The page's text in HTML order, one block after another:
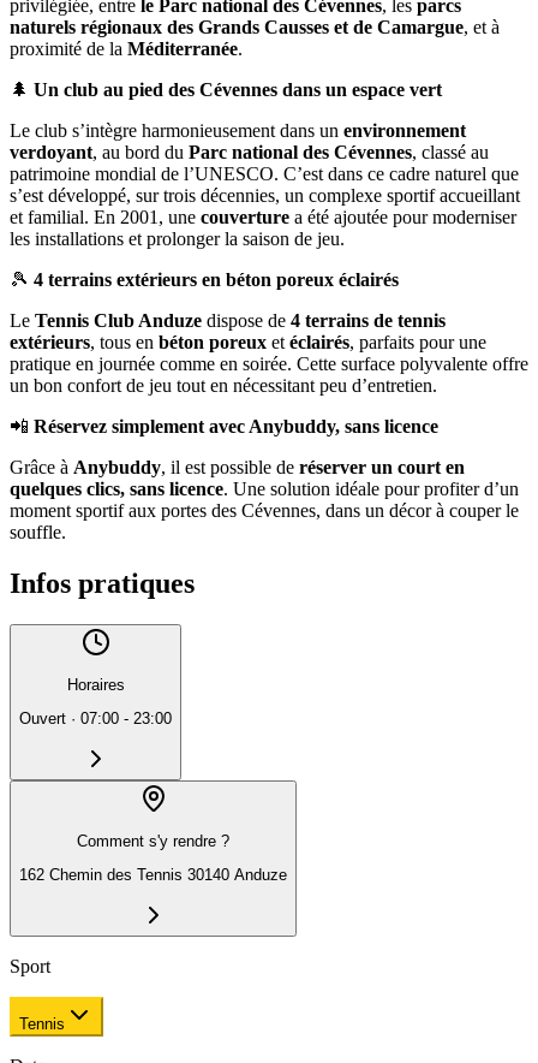
privilégiée, entre le Parc national des Cévennes, les parcs
naturels régionaux des Grands Causses et de Camargue, et à
proximité de la Méditerranée.
🌲 Un club au pied des Cévennes dans un espace vert
Le club s’intègre harmonieusement dans un environnement
verdoyant, au bord du Parc national des Cévennes, classé au
patrimoine mondial de l’UNESCO. C’est dans ce cadre naturel que
s’est développé, sur trois décennies, un complexe sportif accueillant
et familial. En 2001, une couverture a été ajoutée pour moderniser
les installations et prolonger la saison de jeu.
🎾 4 terrains extérieurs en béton poreux éclairés
Le Tennis Club Anduze dispose de 4 terrains de tennis
extérieurs, tous en béton poreux et éclairés, parfaits pour une
pratique en journée comme en soirée. Cette surface polyvalente offre
un bon confort de jeu tout en nécessitant peu d’entretien.
📲 Réservez simplement avec Anybuddy, sans licence
Grâce à Anybuddy, il est possible de réserver un court en
quelques clics, sans licence. Une solution idéale pour profiter d’un
moment sportif aux portes des Cévennes, dans un décor à couper le
souffle.
Infos pratiques
Horaires
Ouvert · 07:00 - 23:00
Comment s'y rendre ?
162 Chemin des Tennis 30140 Anduze
Sport
Tennis